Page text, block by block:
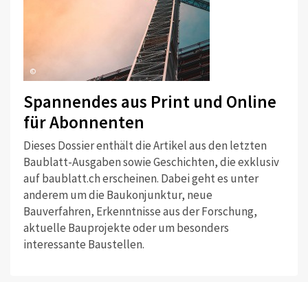
©
Spannendes aus Print und Online
für Abonnenten
Dieses Dossier enthält die Artikel aus den letzten
Baublatt-Ausgaben sowie Geschichten, die exklusiv
auf baublatt.ch erscheinen. Dabei geht es unter
anderem um die Baukonjunktur, neue
Bauverfahren, Erkenntnisse aus der Forschung,
aktuelle Bauprojekte oder um besonders
interessante Baustellen.